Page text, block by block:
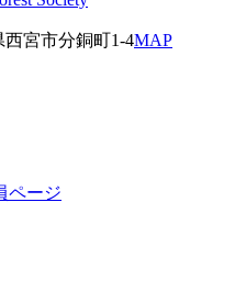
西宮市分銅町1-4MAP
ページ